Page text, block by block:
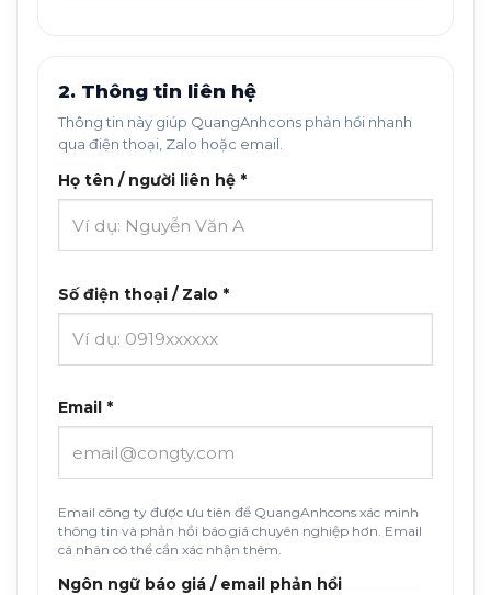
2. Thông tin liên hệ
Thông tin này giúp QuangAnhcons phản hồi nhanh
qua điện thoại, Zalo hoặc email.
Họ tên / người liên hệ *
Số điện thoại / Zalo *
Email *
Email công ty được ưu tiên để QuangAnhcons xác minh
thông tin và phản hồi báo giá chuyên nghiệp hơn. Email
cá nhân có thể cần xác nhận thêm.
Ngôn ngữ báo giá / email phản hồi